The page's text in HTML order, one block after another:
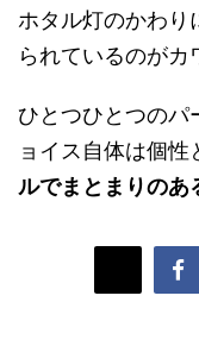
ホタル灯のかわり
られているのがカ
ひとつひとつのパ
ョイス自体は個性
ルでまとまりのあ